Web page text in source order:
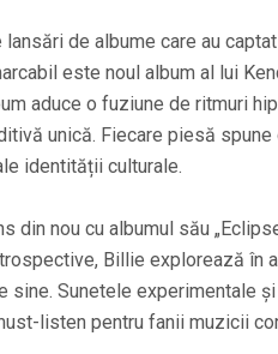
de albume care au
este noul album al lui
aduce o fuziune de ritmuri
unică. Fiecare piesă
identității culturale.
din nou cu albumul său
Billie explorează în
sine. Sunetele experimentale
listen pentru fanii muzicii